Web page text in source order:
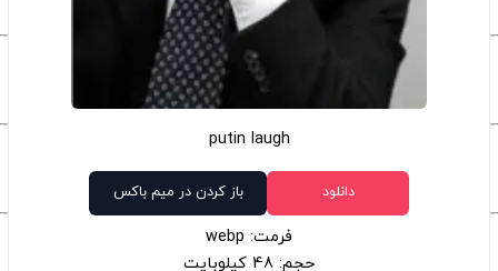
putin laugh
دانلود باز کردن در میم باکس
فرمت: webp
حجم: 48 کیلوبایت